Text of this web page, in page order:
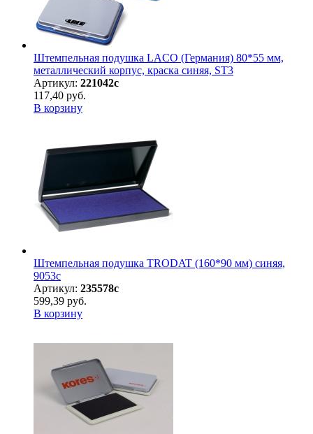
Штемпельная подушка LACO (Германия) 80*55 мм,
металлический корпус, краска синяя, ST3
Артикул: 221042с
117,40 руб.
В корзину
Штемпельная подушка TRODAT (160*90 мм) синяя,
9053с
Артикул: 235578с
599,39 руб.
В корзину